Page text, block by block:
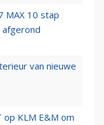
MAX 10 stap
van nieuwe
KLM E&M om